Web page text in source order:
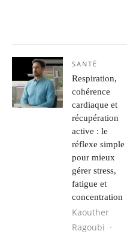
SANTÉ
Respiration,
cohérence
cardiaque et
récupération
active : le
réflexe simple
pour mieux
gérer stress,
fatigue et
concentration
Kaouther
Ragoubi